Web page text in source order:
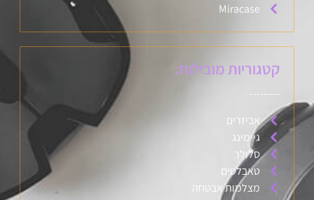
Miracase
קטגוריות מובילות:
אביזרים
גיימינג
סלולר
טאבלטים
מצלמות אבטחה